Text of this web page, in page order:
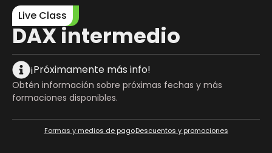
Live Class
DAX intermedio
¡Próximamente más info!
Obtén información sobre próximas fechas y más
formaciones disponibles.
Formas y medios de pagoDescuentos y promociones